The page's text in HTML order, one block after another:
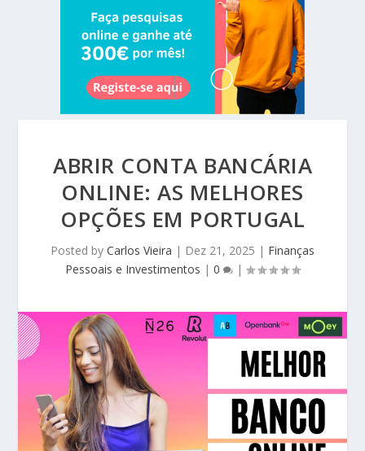
ABRIR CONTA BANCÁRIA
ONLINE: AS MELHORES
OPÇÕES EM PORTUGAL
Posted by Carlos Vieira | Dez 21, 2025 | Finanças
Pessoais e Investimentos | 0 |